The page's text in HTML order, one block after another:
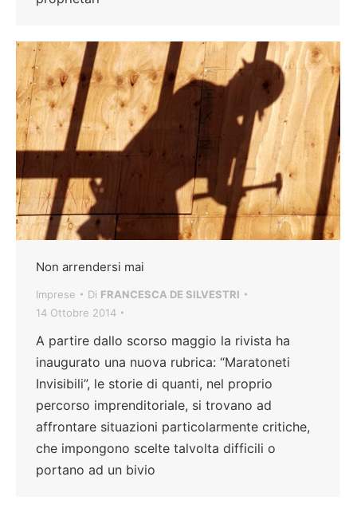
Non arrendersi mai
Imprese Di FRANCESCA DE SILVESTRI
14 Ottobre 2014
A partire dallo scorso maggio la rivista ha
inaugurato una nuova rubrica: “Maratoneti
Invisibili”, le storie di quanti, nel proprio
percorso imprenditoriale, si trovano ad
affrontare situazioni particolarmente critiche,
che impongono scelte talvolta difficili o
portano ad un bivio